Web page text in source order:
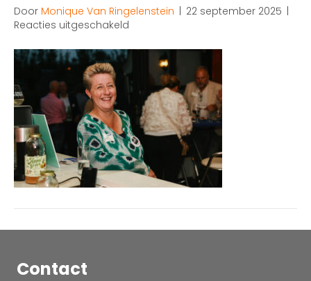
Door Monique Van Ringelenstein | 22 september 2025 |
Reacties uitgeschakeld
Contact